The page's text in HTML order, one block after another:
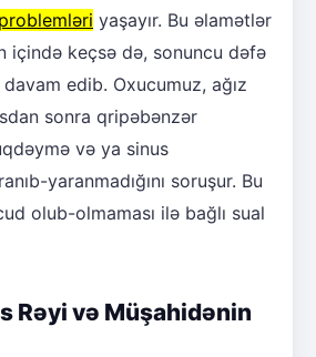
yaşayır. Bu əlamətlər
içində keçsə də, sonuncu dəfə
edib. Oxucumuz, ağız
sonra qripəbənzər
və ya sinus
yaranmadığını soruşur. Bu
olub-olmaması ilə bağlı sual
Rəyi və Müşahidənin